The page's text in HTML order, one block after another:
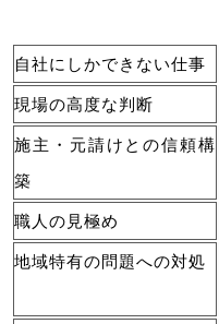
自社にしかできない仕事
現場の高度な判断
施主・元請けとの信頼構
築
職人の見極め
地域特有の問題への対処